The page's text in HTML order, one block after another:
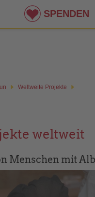
Weltweite Projekte
weltweit
Menschen mit
SPENDEN